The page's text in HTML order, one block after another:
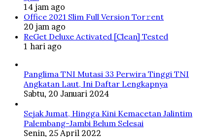
14 jam ago
Office 2021 Slim Full Version Tor𝚛ent
20 jam ago
ReGet Deluxe Activated [Clean] Tested
1 hari ago
Panglima TNI Mutasi 33 Perwira Tinggi TNI
Angkatan Laut, Ini Daftar Lengkapnya
Sabtu, 20 Januari 2024
Sejak Jumat, Hingga Kini Kemacetan Jalintim
Palembang-Jambi Belum Selesai
Senin, 25 April 2022